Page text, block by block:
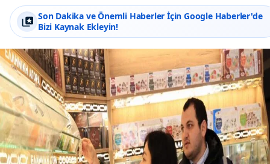
Son Dakika ve Önemli Haberler İçin Google Haberler'de
Bizi Kaynak Ekleyin!